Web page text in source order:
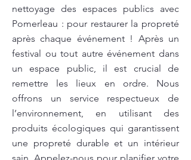
nettoyage des espaces publics avec
Pomerleau : pour restaurer la propreté
après chaque événement ! Après un
festival ou tout autre événement dans
un espace public, il est crucial de
remettre les lieux en ordre. Nous
offrons un service respectueux de
l’environnement, en utilisant des
produits écologiques qui garantissent
une propreté durable et un intérieur